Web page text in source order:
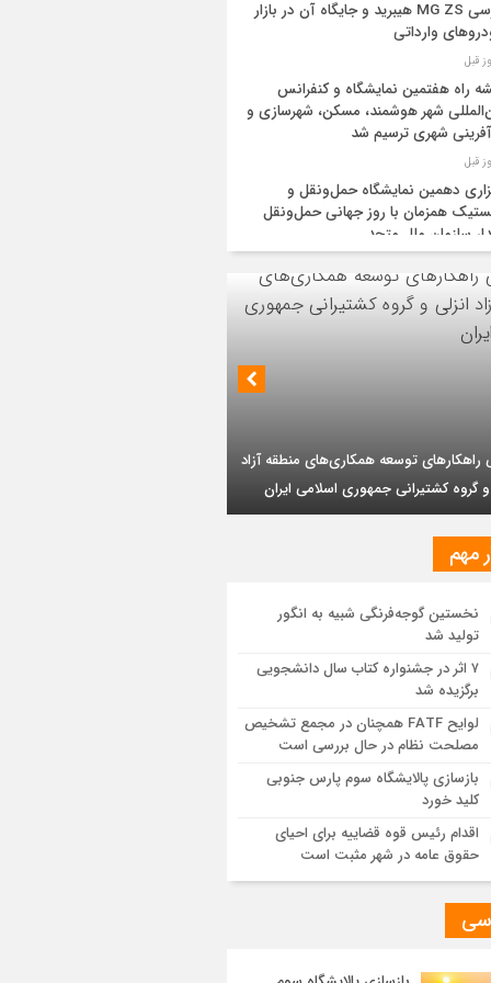
بررسی MG ZS هیبرید و جایگاه آن در بازار
وارداتی
راه هفتمین نمایشگاه و کنفرانس
شهر هوشمند، مسکن، شهرسازی و
شهری ترسیم شد
دهمین نمایشگاه حمل‌ونقل و
همزمان با روز جهانی حمل‌ونقل
سازمان ملل متحد
و عراق قرارداد خط لوله انتقال نفت را
کردند
کلید امنیت معیشتی خانوارها
نفت اعضای اوپک پلاس روی کاغذ
اجرای طرح تخصیص یارانه سوخت از
اجرایی پروژه تصفیه پساب شهری؛
تبریز در مسیر تحقق صنعت سبز
مزیت قیمتی CNG؛ سوختی پاک برای کاهش
خانوار و واردات بنزین
هیأت مدیره گروه سرمایه‌گذاری اهداف با
بر تداوم حمایت از فاز دوم توسعه میدان
مهم
نخستین گوجه‌فرنگی شبیه به انگور
تولید شد
۷ اثر در جشنواره کتاب سال دانشجویی
برگزیده شد
لوایح FATF همچنان در مجمع تشخیص
مصلحت نظام در حال بررسی است
بازسازی پالایشگاه سوم پارس جنوبی
کلید خورد
اقدام رئیس قوه قضاییه برای احیای
حقوق عامه در شهر مثبت است